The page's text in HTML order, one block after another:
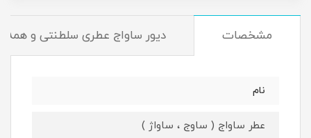
مشخصات دیور ساواج عطری سلطنتی و
نام
عطر ساواج ( ساوج ، ساواژ )